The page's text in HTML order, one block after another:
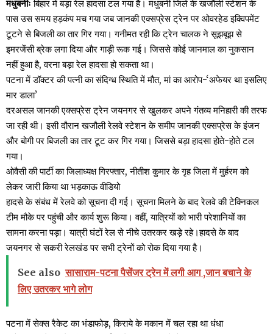
मधुबनीः बिहार में बड़ा रेल हादसा टल गया है। मधुबनी जिले के खजौली स्टेशन के
पास उस समय हड़कंप मच गया जब जानकी एक्सप्रेस ट्रेन पर ओवरहेड इक्विपमेंट
टूटने से बिजली का तार गिर गया। गनीमत रही कि ट्रेन चालक ने सूझबूझ से
इमरजेंसी ब्रेक लगा दिया और गाड़ी रूक गई। जिससे कोई जानमाल का नुकसान
नहीं हुआ है, वरना बड़ा रेल हादसा हो सकता था।
पटना में डॉक्टर की पत्नी का संदिग्ध स्थिति में मौत, मां का आरोप-‘अफेयर था इसलिए
मार डाला’
दरअसल जानकी एक्सप्रेस ट्रेन जयनगर से खुलकर अपने गंतव्य मनिहारी की तरफ
जा रही थी। इसी दौरान खजौली रेलवे स्टेशन के समीप जानकी एक्सप्रेस के इंजन
और बोगी पर बिजली का तार टूट कर गिर गया। जिससे बड़ा हादसा होते-होते टल
गया।
ओवैसी की पार्टी का जिलाध्यक्ष गिरफ्तार, नीतीश कुमार के गृह जिला में मुर्हरम को
लेकर जारी किया था भड़काऊ वीडियो
हादसे के संबंध में रेलवे को सूचना दी गई। सूचना मिलने के बाद रेलवे की टेक्निकल
टीम मौके पर पहुंची और कार्य शुरू किया। वहीं, यात्रियों को भारी परेशानियों का
सामना करना पड़ा। यात्री घंटों रेल से नीचे उतरकर खड़े रहे।हादसे के बाद
जयनगर से सकरी रेलखंड पर सभी ट्रेनों को रोक दिया गया है।
See also सासाराम-पटना पैसेंजर ट्रेन में लगी आग ,जान बचाने के
लिए उतरकर भागे लोग
पटना में सेक्स रैकेट का भंडाफोड़, किराये के मकान में चल रहा था धंधा